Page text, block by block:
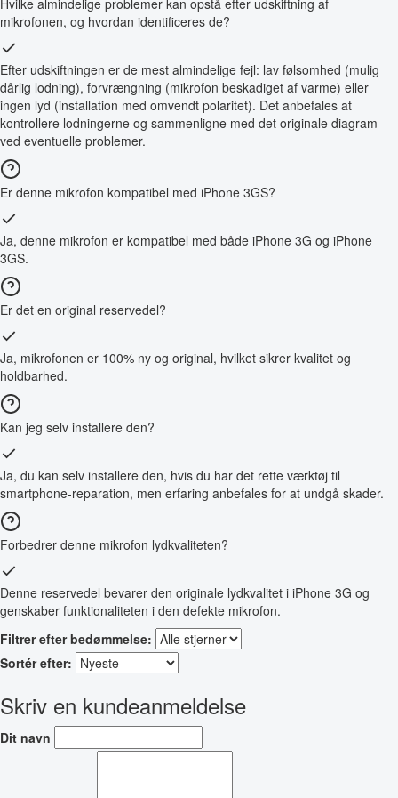
mikrofonen, og hvordan identificeres de?
Efter udskiftningen er de mest almindelige fejl: lav følsomhed (mulig
dårlig lodning), forvrængning (mikrofon beskadiget af varme) eller
ingen lyd (installation med omvendt polaritet). Det anbefales at
kontrollere lodningerne og sammenligne med det originale diagram
ved eventuelle problemer.
Er denne mikrofon kompatibel med iPhone 3GS?
Ja, denne mikrofon er kompatibel med både iPhone 3G og iPhone
3GS.
Er det en original reservedel?
Ja, mikrofonen er 100% ny og original, hvilket sikrer kvalitet og
holdbarhed.
Kan jeg selv installere den?
Ja, du kan selv installere den, hvis du har det rette værktøj til
smartphone-reparation, men erfaring anbefales for at undgå skader.
Forbedrer denne mikrofon lydkvaliteten?
Denne reservedel bevarer den originale lydkvalitet i iPhone 3G og
genskaber funktionaliteten i den defekte mikrofon.
Filtrer efter bedømmelse:
Sortér efter:
Skriv en kundeanmeldelse
Dit navn